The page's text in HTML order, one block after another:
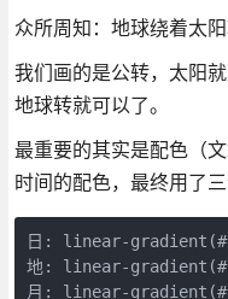
众所周知：地球绕着太
我们画的是公转，太阳
地球转就可以了。
最重要的其实是配色（
时间的配色，最终用了
日: linear-
地: linear-